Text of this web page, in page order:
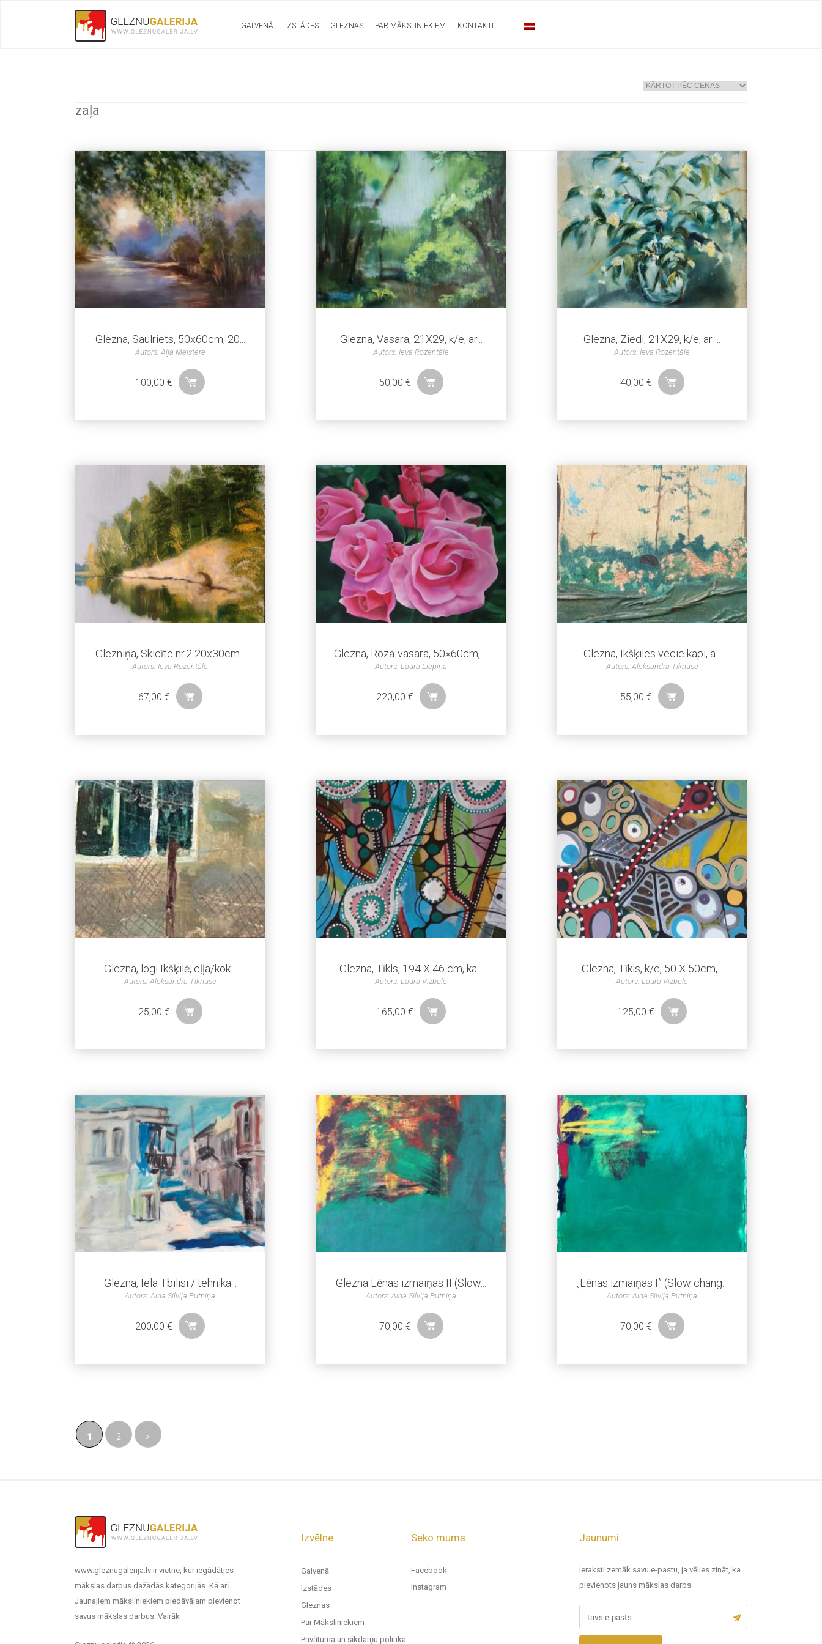
GALVENĀ IZSTĀDES GLEZNAS PAR MĀKSLINIEKIEM KONTAKTI
zaļa
Glezna, Saulriets, 50x60cm, 20...
Autors: Aija Meistere
100,00 €
Glezna, Vasara, 21X29, k/e, ar...
Autors: Ieva Rozentāle
50,00 €
Glezna, Ziedi, 21X29, k/e, ar ...
Autors: Ieva Rozentāle
40,00 €
Glezniņa, Skicīte nr.2 20x30cm...
Autors: Ieva Rozentāle
67,00 €
Glezna, Rozā vasara, 50×60cm, ...
Autors: Laura Liepiņa
220,00 €
Glezna, Ikšķiles vecie kapi, a...
Autors: Aleksandra Tiknuse
55,00 €
Glezna, logi Ikšķilē, eļļa/kok...
Autors: Aleksandra Tiknuse
25,00 €
Glezna, Tīkls, 194 X 46 cm, ka...
Autors: Laura Vizbule
165,00 €
Glezna, Tīkls, k/e, 50 X 50cm,...
Autors: Laura Vizbule
125,00 €
Glezna, Iela Tbilisi / tehnika...
Autors: Aina Silvija Putniņa
200,00 €
Glezna Lēnas izmaiņas II (Slow...
Autors: Aina Silvija Putniņa
70,00 €
„Lēnas izmaiņas I” (Slow chang...
Autors: Aina Silvija Putniņa
70,00 €
1 2 >
www.gleznugalerija.lv ir vietne, kur iegādāties
mākslas darbus dažādās kategorijās. Kā arī
Jaunajiem māksliniekiem piedāvājam pievienot
savus mākslas darbus. Vairāk
Izvēlne
Galvenā
Izstādes
Gleznas
Par Māksliniekiem
Privātuma un sīkdatņu politika
Seko mums
Facebook
Instagram
Jaunumi
Ieraksti zemāk savu e-pastu, ja vēlies zināt, ka
pievienots jauns mākslas darbs